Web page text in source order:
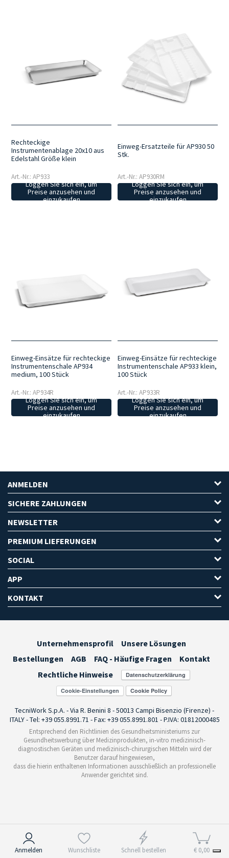
Anmelden Wunschliste Schnell bestellen € 0,00
Rechteckige
Instrumentenablage 20x10 aus
Edelstahl Größe klein
Art.-Nr.: AP933
Loggen Sie sich ein, um
Preise anzusehen und
einzukaufen
Einweg-Ersatzteile für AP930 50
Stk.
Art.-Nr.: AP930RM
Loggen Sie sich ein, um
Preise anzusehen und
einzukaufen
Einweg-Einsätze für rechteckige
Instrumentenschale AP934
medium, 100 Stück
Art.-Nr.: AP934R
Loggen Sie sich ein, um
Preise anzusehen und
einzukaufen
Einweg-Einsätze für rechteckige
Instrumentenschale AP933 klein,
100 Stück
Art.-Nr.: AP933R
Loggen Sie sich ein, um
Preise anzusehen und
einzukaufen
ANMELDEN
SICHERE ZAHLUNGEN
NEWSLETTER
PREMIUM LIEFERUNGEN
SOCIAL
APP
KONTAKT
Unternehmensprofil
Unsere Lösungen
Bestellungen
AGB FAQ - Häufige Fragen
Kontakt
Rechtliche Hinweise
Cookie-Einstellungen
TecniWork S.p.A. - Via R. Benini 8 - 50013 Campi Bisenzio (Firenze) -
ITALY - Tel: +39 055.8991.71 - Fax: +39 055.8991.801 - P.IVA: 01812000485
Entsprechend den Richtlinien des Gesundheitsministeriums zur
Gesundheitswerbung über Medizinprodukten, in-vitro medizinisch-
diagnostischen Geräten und medizinisch-chirurgischen Mitteln wird der
Benutzer darauf hingewiesen,
dass die hierin enthaltenen Informationen ausschließlich an professionelle
Anwender gerichtet sind.
Hinweis bei Erhebung